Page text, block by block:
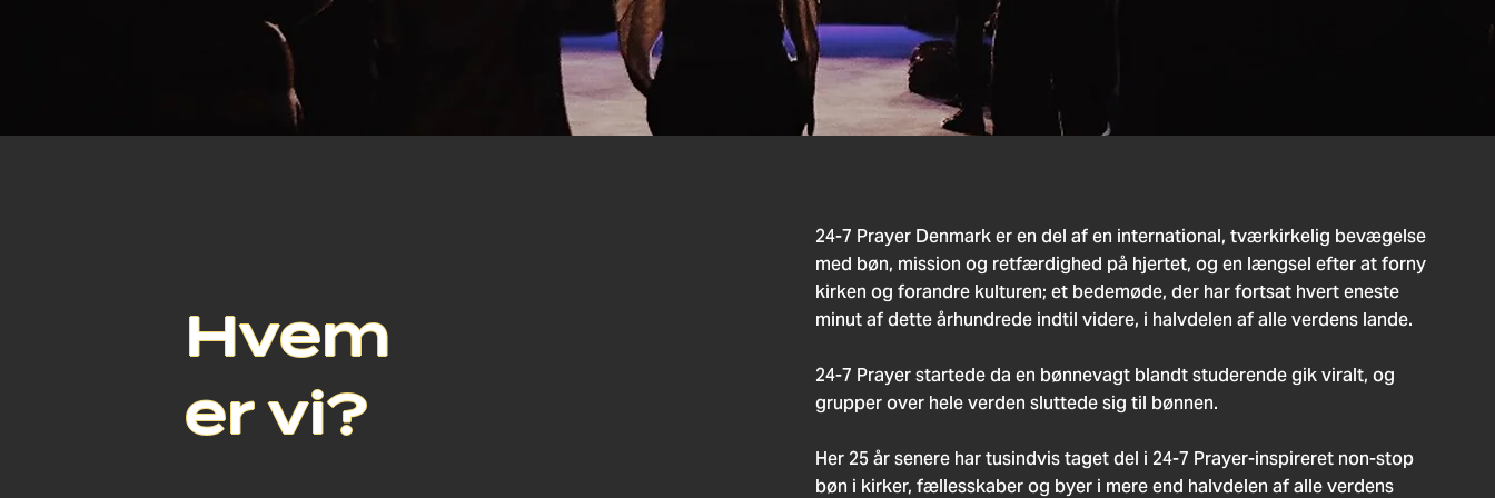
Hvem
er vi?
24-7 Prayer Denmark er en del af en international, tværkirkelig bevægelse
med bøn, mission og retfærdighed på hjertet, og en længsel efter at forny
kirken og forandre kulturen; et bedemøde, der har fortsat hvert eneste
minut af dette århundrede indtil videre, i halvdelen af alle verdens lande.
24-7 Prayer startede da en bønnevagt blandt studerende gik viralt, og
grupper over hele verden sluttede sig til bønnen.
Her 25 år senere har tusindvis taget del i 24-7 Prayer-inspireret non-stop
bøn i kirker, fællesskaber og byer i mere end halvdelen af alle verdens